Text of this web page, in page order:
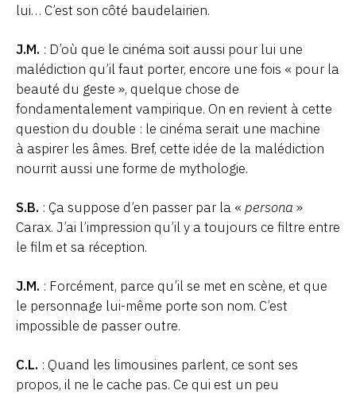
lui… C’est son côté baudelairien.
J.M. : D’où que le cinéma soit aussi pour lui une
malédiction qu’il faut porter, encore une fois « pour la
beauté du geste », quelque chose de
fondamentalement vampirique. On en revient à cette
question du double : le cinéma serait une machine
à aspirer les âmes. Bref, cette idée de la malédiction
nourrit aussi une forme de mythologie.
S.B. : Ça suppose d’en passer par la « persona »
Carax. J’ai l’impression qu’il y a toujours ce filtre entre
le film et sa réception.
J.M. : Forcément, parce qu’il se met en scène, et que
le personnage lui-même porte son nom. C’est
impossible de passer outre.
C.L. : Quand les limousines parlent, ce sont ses
propos, il ne le cache pas. Ce qui est un peu